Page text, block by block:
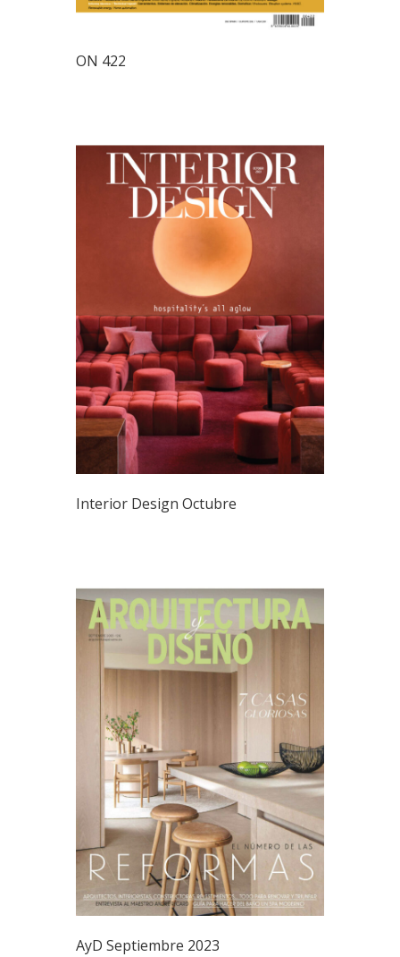
ON 422
Interior Design Octubre
AyD Septiembre 2023